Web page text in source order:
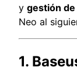
y gestión
Neo al
1.